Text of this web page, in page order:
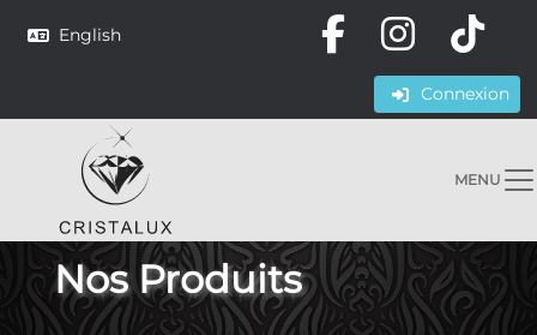
English
Connexion
MENU
Nos Produits